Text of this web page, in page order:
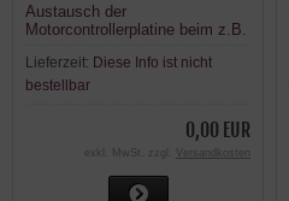
Austausch der
Motorcontrollerplatine beim z.B.
Lieferzeit: Diese Info ist nicht
bestellbar
0,00 EUR
exkl. MwSt. zzgl. Versandkosten